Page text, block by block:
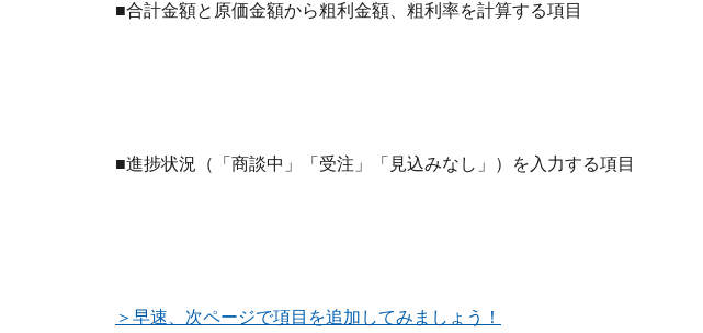
■合計金額と原価金額から粗利金額、粗利率を計算する項目
■進捗状況（「商談中」「受注」「見込みなし」）を入力する項目
＞早速、次ページで項目を追加してみましょう！